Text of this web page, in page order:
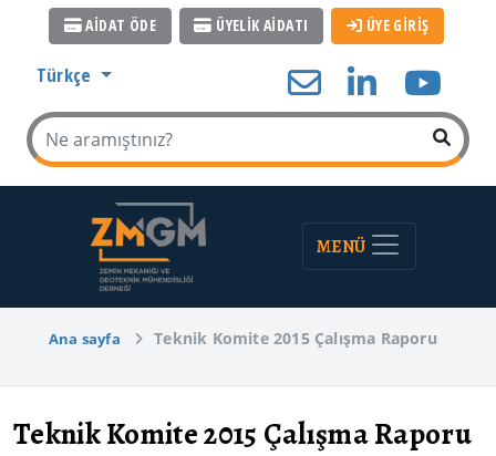
AİDAT ÖDE ÜYELİK AİDATI ÜYE GİRİŞ
Türkçe
MENÜ
Ana sayfa Teknik Komite 2015 Çalışma Raporu
Teknik Komite 2015 Çalışma Raporu